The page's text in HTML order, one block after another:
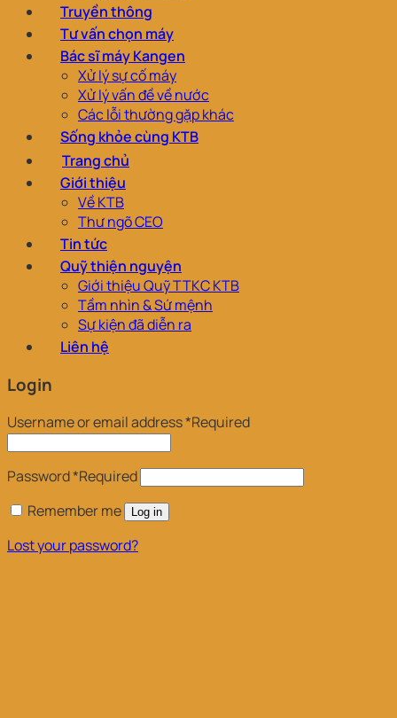
Truyền thông
Tư vấn chọn máy
Bác sĩ máy Kangen
Xử lý sự cố máy
Xử lý vấn đề về nước
Các lỗi thường gặp khác
Sống khỏe cùng KTB
Trang chủ
Giới thiệu
Về KTB
Thư ngõ CEO
Tin tức
Quỹ thiện nguyện
Giới thiệu Quỹ TTKC KTB
Tầm nhìn & Sứ mệnh
Sự kiện đã diễn ra
Liên hệ
Login
Username or email address*Required
Password*Required
Remember me
Log in
Lost your password?